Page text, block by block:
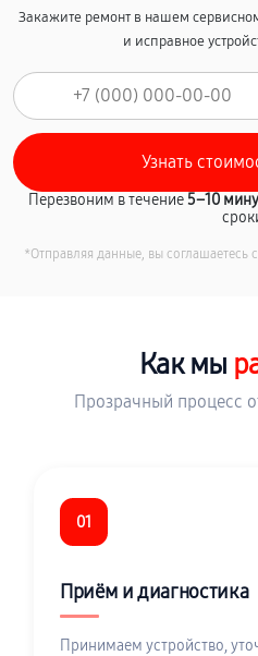
Закажите ремонт в нашем
и исправное
Перезвоним в течение5–10
*Отправляя данные, вы соглашаетесь с
Как мы
Прозрачный процесс
01
Приём и диагностика
Принимаем устройство,